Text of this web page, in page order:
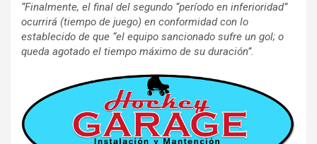
“Finalmente, el final del segundo “período en inferioridad”
ocurrirá (tiempo de juego) en conformidad con lo
establecido de que “el equipo sancionado sufre un gol; o
queda agotado el tiempo máximo de su duración”.